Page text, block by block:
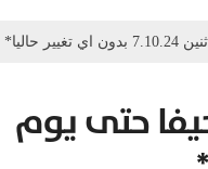
.
حتى يوم